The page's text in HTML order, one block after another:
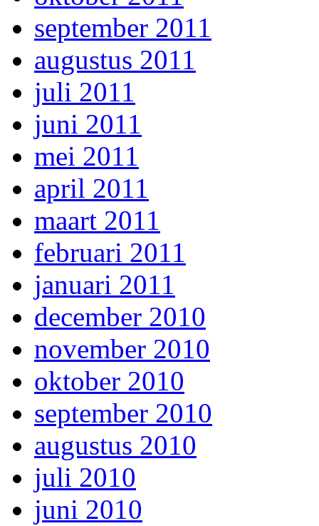
september 2011
augustus 2011
juli 2011
juni 2011
mei 2011
april 2011
maart 2011
februari 2011
januari 2011
december 2010
november 2010
oktober 2010
september 2010
augustus 2010
juli 2010
juni 2010